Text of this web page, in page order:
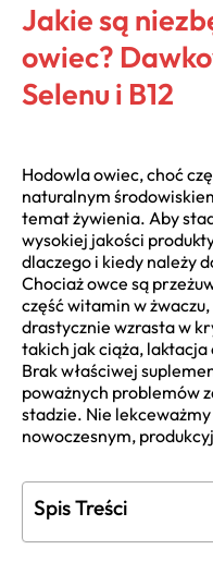
Jakie są
owiec?
Selenu i B12
Hodowla owiec, choć
naturalnym
temat żywienia. Aby
wysokiej jakości
dlaczego i kiedy należy
Chociaż owce są
część witamin w
drastycznie wzrasta w
takich jak ciąża,
Brak właściwej
poważnych problemów
stadzie. Nie
nowoczesnym,
Spis Treści